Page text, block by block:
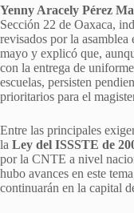
Yenny Aracely Pérez
Sección 22 de Oaxaca,
revisados por la asamblea
mayo y explicó que,
con la entrega de
escuelas, persisten
prioritarios para el
Entre las principales
la Ley del ISSSTE de
por la CNTE a nivel
hubo avances en este
continuarán en la capital